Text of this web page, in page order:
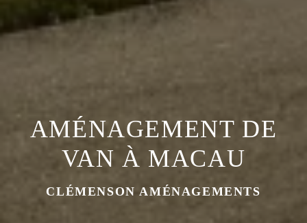
AMÉNAGEMENT DE
VAN À MACAU
CLÉMENSON AMÉNAGEMENTS